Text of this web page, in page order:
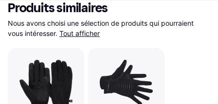
Produits similaires
Nous avons choisi une sélection de produits qui pourraient
vous intéresser. Tout afficher